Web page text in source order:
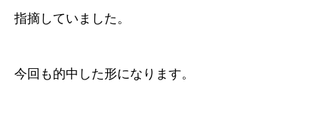
指摘していました。
今回も的中した形になります。